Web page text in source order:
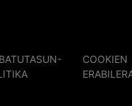
COOKIEN